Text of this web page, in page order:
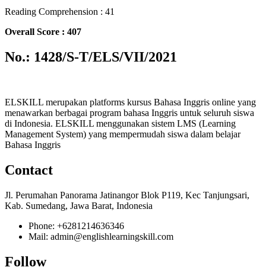
Reading Comprehension : 41
Overall Score : 407
No.: 1428/S-T/ELS/VII/2021
ELSKILL merupakan platforms kursus Bahasa Inggris online yang
menawarkan berbagai program bahasa Inggris untuk seluruh siswa
di Indonesia. ELSKILL menggunakan sistem LMS (Learning
Management System) yang mempermudah siswa dalam belajar
Bahasa Inggris
Contact
Jl. Perumahan Panorama Jatinangor Blok P119, Kec Tanjungsari,
Kab. Sumedang, Jawa Barat, Indonesia
Phone: +6281214636346
Mail: admin@englishlearningskill.com
Follow